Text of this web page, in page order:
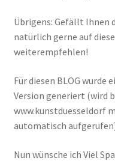
Übrigens: Gefällt Ihnen
natürlich gerne auf
weiterempfehlen!
Für diesen BLOG
Version generiert (wird
www.kunstduesseldorf
automatisch
Nun wünsche ich Viel